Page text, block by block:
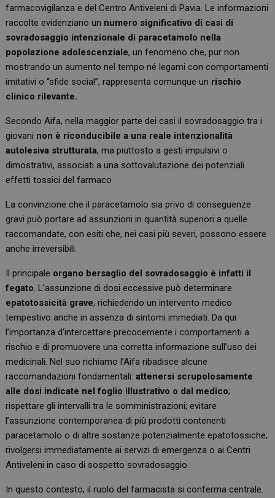
farmacovigilanza e del Centro Antiveleni di Pavia. Le informazioni
raccolte evidenziano un numero significativo di casi di
sovradosaggio intenzionale di paracetamolo nella
popolazione adolescenziale, un fenomeno che, pur non
mostrando un aumento nel tempo né legami con comportamenti
imitativi o “sfide social”, rappresenta comunque un rischio
clinico rilevante.
Secondo Aifa, nella maggior parte dei casi il sovradosaggio tra i
giovani non è riconducibile a una reale intenzionalità
autolesiva strutturata, ma piuttosto a gesti impulsivi o
dimostrativi, associati a una sottovalutazione dei potenziali
effetti tossici del farmaco
La convinzione che il paracetamolo sia privo di conseguenze
gravi può portare ad assunzioni in quantità superiori a quelle
raccomandate, con esiti che, nei casi più severi, possono essere
anche irreversibili.
Il principale organo bersaglio del sovradosaggio è infatti il
fegato. L’assunzione di dosi eccessive può determinare
epatotossicità grave, richiedendo un intervento medico
tempestivo anche in assenza di sintomi immediati. Da qui
l’importanza d’intercettare precocemente i comportamenti a
rischio e di promuovere una corretta informazione sull’uso dei
medicinali. Nel suo richiamo l’Aifa ribadisce alcune
raccomandazioni fondamentali:attenersi scrupolosamente
alle dosi indicate nel foglio illustrativo o dal medico;
rispettare gli intervalli tra le somministrazioni; evitare
l’assunzione contemporanea di più prodotti contenenti
paracetamolo o di altre sostanze potenzialmente epatotossiche;
rivolgersi immediatamente ai servizi di emergenza o ai Centri
Antiveleni in caso di sospetto sovradosaggio.
In questo contesto, il ruolo del farmacista si conferma centrale.